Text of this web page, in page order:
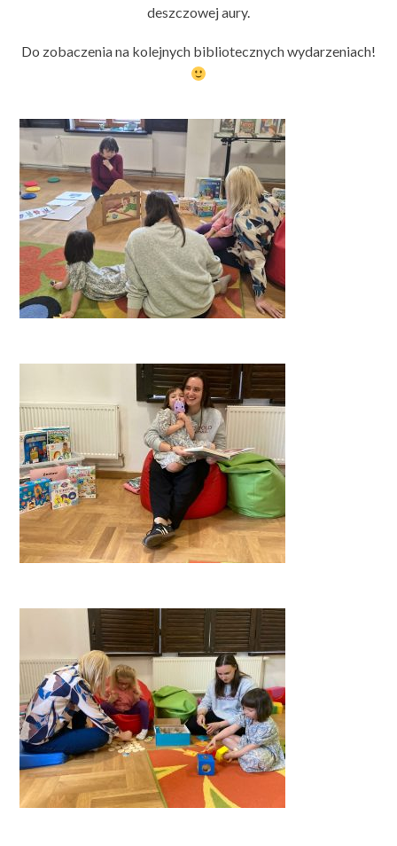
deszczowej aury.
Do zobaczenia na kolejnych bibliotecznych wydarzeniach!